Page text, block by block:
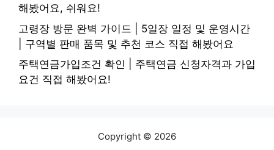
해봤어요, 쉬워요!
고령장 방문 완벽 가이드 | 5일장 일정 및 운영시간
| 구역별 판매 품목 및 추천 코스 직접 해봤어요
주택연금가입조건 확인 | 주택연금 신청자격과 가입
요건 직접 해봤어요!
Copyright © 2026